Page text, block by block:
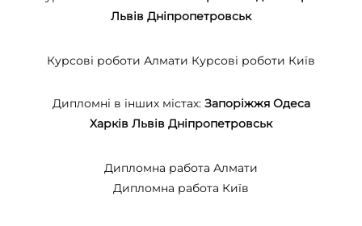
Львів Дніпропетровськ
Курсові роботи Алмати Курсові роботи Київ
Дипломні в інших містах: Запоріжжя Одеса
Харків Львів Дніпропетровськ
Дипломна работа Алмати
Дипломна работа Київ